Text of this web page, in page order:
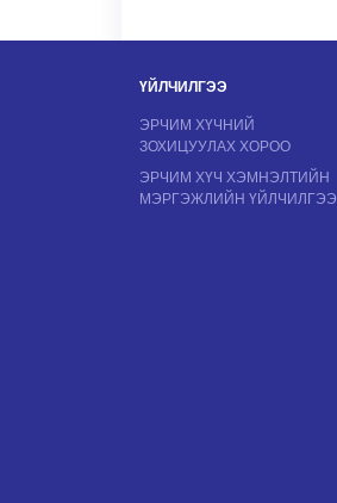
ҮЙЛЧИЛГЭЭ
ЭРЧИМ ХҮЧНИЙ
ЗОХИЦУУЛАХ ХОРОО
ЭРЧИМ ХҮЧ ХЭМНЭЛТИЙН
МЭРГЭЖЛИЙН ҮЙЛЧИЛГЭЭ